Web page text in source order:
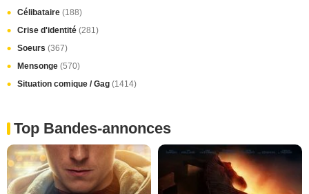
Célibataire (188)
Crise d'identité (281)
Soeurs (367)
Mensonge (570)
Situation comique / Gag (1414)
Top Bandes-annonces